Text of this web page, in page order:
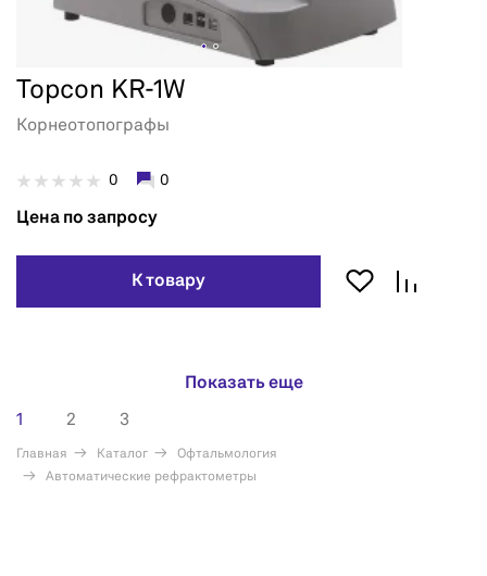
Topcon KR-1W
Корнеотопографы
0 0
Цена по запросу
К товару
Показать еще
1 2 3
Главная Каталог
Офтальмология
Автоматические рефрактометры